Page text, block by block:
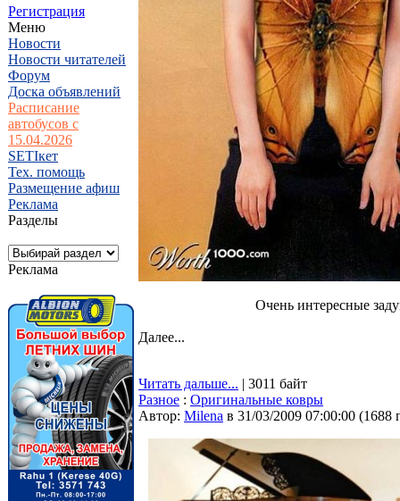
Регистрация
Меню
Новости
Новости читателей
Форум
Доска объявлений
Расписание
автобусов с
15.04.2026
SETIкет
Тех. помощь
Размещение афиш
Реклама
Разделы
Реклама
Очень интересные
Далее...
Читать дальше... | 3011 байт
Разное : Оригинальные ковры
Автор: Milena в 31/03/2009 07:00:00 (1688